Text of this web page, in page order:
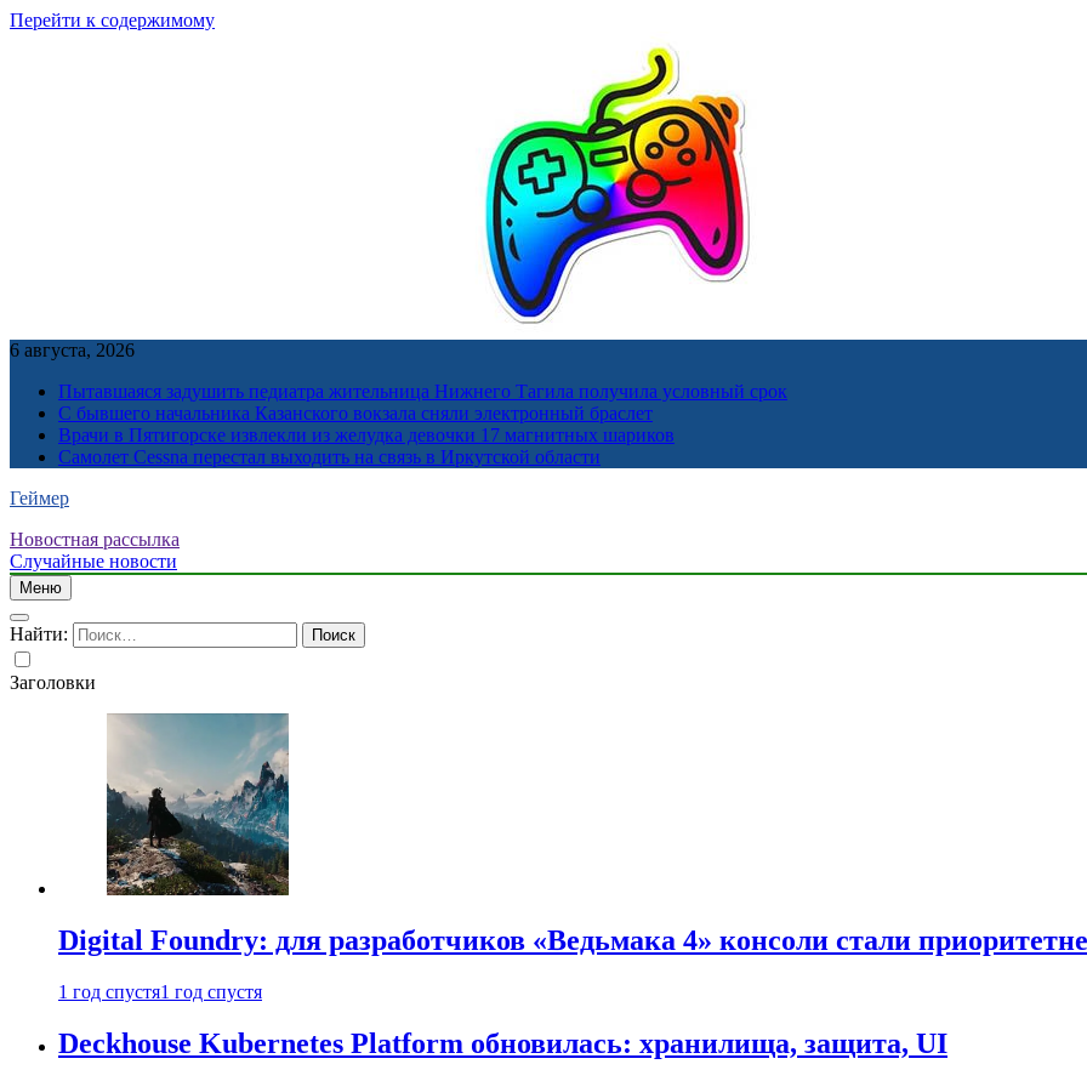
Перейти к содержимому
6 августа, 2026
Пытавшаяся задушить педиатра жительница Нижнего Тагила получила условный срок
С бывшего начальника Казанского вокзала сняли электронный браслет
Врачи в Пятигорске извлекли из желудка девочки 17 магнитных шариков
Самолет Cessna перестал выходить на связь в Иркутской области
Геймер
Новостная рассылка
Случайные новости
Меню
Найти:
Заголовки
Digital Foundry: для разработчиков «Ведьмака 4» консоли стали
1 год спустя1 год спустя
Deckhouse Kubernetes Platform обновилась: хранилища, защита, UI